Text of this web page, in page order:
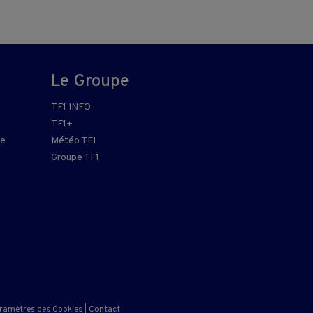
Le Groupe
TF1 INFO
TF1+
Météo TF1
Groupe TF1
des Cookies Contact